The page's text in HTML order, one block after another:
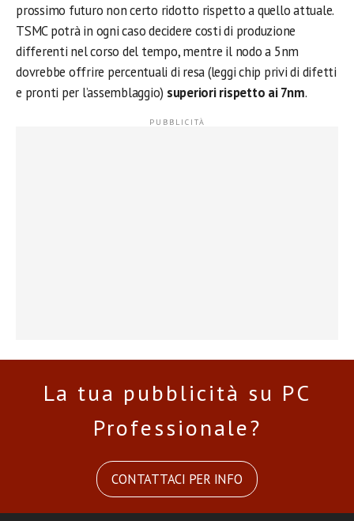
prossimo futuro non certo ridotto rispetto a quello attuale.
TSMC potrà in ogni caso decidere costi di produzione
differenti nel corso del tempo, mentre il nodo a 5nm
dovrebbe offrire percentuali di resa (leggi chip privi di difetti
e pronti per l’assemblaggio) superiori rispetto ai 7nm.
La tua pubblicità su PC
Professionale?
CONTATTACI PER INFO